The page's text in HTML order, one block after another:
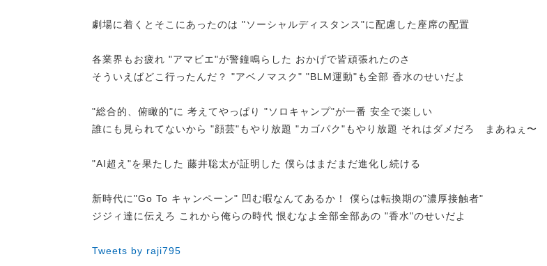
劇場に着くとそこにあったのは "ソーシャルディスタンス"に配慮した座席の配置
各業界もお疲れ "アマビエ"が警鐘鳴らした おかげで皆頑張れたのさ
そういえばどこ行ったんだ？ "アベノマスク" "BLM運動"も全部 香水のせいだよ
"総合的、俯瞰的"に 考えてやっぱり "ソロキャンプ"が一番 安全で楽しい
誰にも見られてないから "顔芸"もやり放題 "カゴパク"もやり放題 それはダメだろ まあねぇ〜
"AI超え"を果たした 藤井聡太が証明した 僕らはまだまだ進化し続ける
新時代に"Go To キャンペーン" 凹む暇なんてあるか！ 僕らは転換期の"濃厚接触者"
ジジィ達に伝えろ これから俺らの時代 恨むなよ全部全部あの "香水"のせいだよ
Tweets by raji795